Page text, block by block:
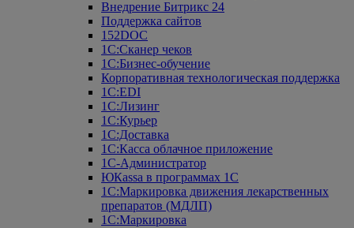
Внедрение Битрикс 24
Поддержка сайтов
152DOC
1С:Сканер чеков
1С:Бизнес-обучение
Корпоративная технологическая поддержка
1С:ЕDI
1С:Лизинг
1С:Курьер
1С:Доставка
1С:Касса облачное приложение
1С-Администратор
ЮКаssа в программах 1С
1С:Маркировка движения лекарственных
препаратов (МДЛП)
1С:Маркировка